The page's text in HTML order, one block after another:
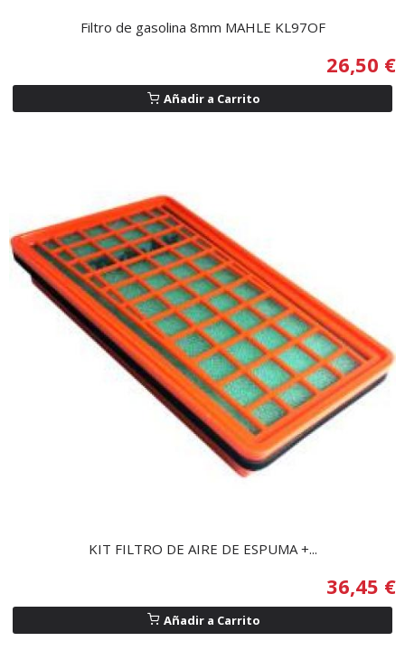
Filtro de gasolina 8mm MAHLE KL97OF
26,50 €
Añadir a Carrito
KIT FILTRO DE AIRE DE ESPUMA +...
36,45 €
Añadir a Carrito